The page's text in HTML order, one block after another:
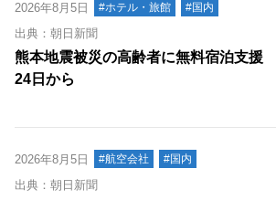
2026年8月5日 #ホテル・旅館 #国内
出典：朝日新聞
熊本地震被災の高齢者に無料宿泊支援
24日から
2026年8月5日 #航空会社 #国内
出典：朝日新聞